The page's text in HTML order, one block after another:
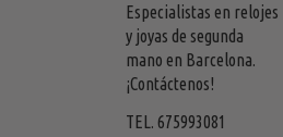
Especialistas en relojes
y joyas de segunda
mano en Barcelona.
¡Contáctenos!
TEL. 675993081